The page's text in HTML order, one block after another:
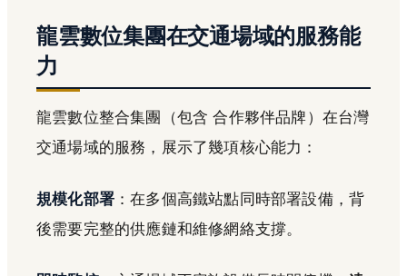
龍雲數位集團在交通場域的服務能
力
龍雲數位整合集團（包含 合作夥伴品牌）在台灣
交通場域的服務，展示了幾項核心能力：
規模化部署 ：在多個高鐵站點同時部署設備，背
後需要完整的供應鏈和維修網絡支撐。